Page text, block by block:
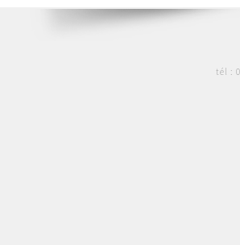
tél :